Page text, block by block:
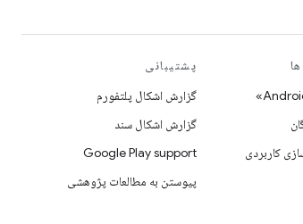
کاربردی
پشتیبانی
گزارش اشکال پلتفورم
گزارش اشکال سند
Google Play support
پیوستن به مطالعات پژوهشی